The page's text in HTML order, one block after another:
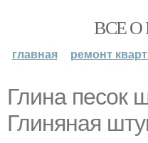
ВСЕ
главная ремонт
Глина песок
Глиняная